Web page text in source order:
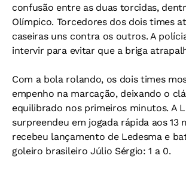
confusão entre as duas torcidas,
Olímpico. Torcedores dos dois times
caseiras uns contra os outros. A
intervir para evitar que a briga
Com a bola rolando, os dois times
empenho na marcação, deixando o
equilibrado nos primeiros minutos. A
surpreendeu em jogada rápida aos 13
recebeu lançamento de Ledesma e
goleiro brasileiro Júlio Sérgio: 1 a 0.